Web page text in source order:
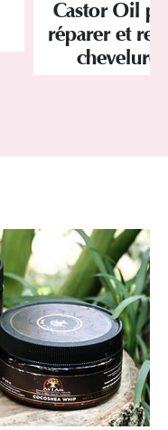
Castor Oil
réparer et
chevelure